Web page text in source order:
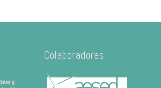
Colaboradores